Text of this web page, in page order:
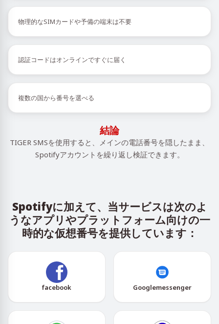
物理的なSIMカードや予備の端末は不要
認証コードはオンラインですぐに届く
複数の国から番号を選べる
結論
TIGER SMSを使用すると、メインの電話番号を隠したまま、
Spotifyアカウントを繰り返し検証できます。
Spotifyに加えて、当サービスは次のよ
うなアプリやプラットフォーム向けの一
時的な仮想番号を提供しています：
facebook Googlemessenger